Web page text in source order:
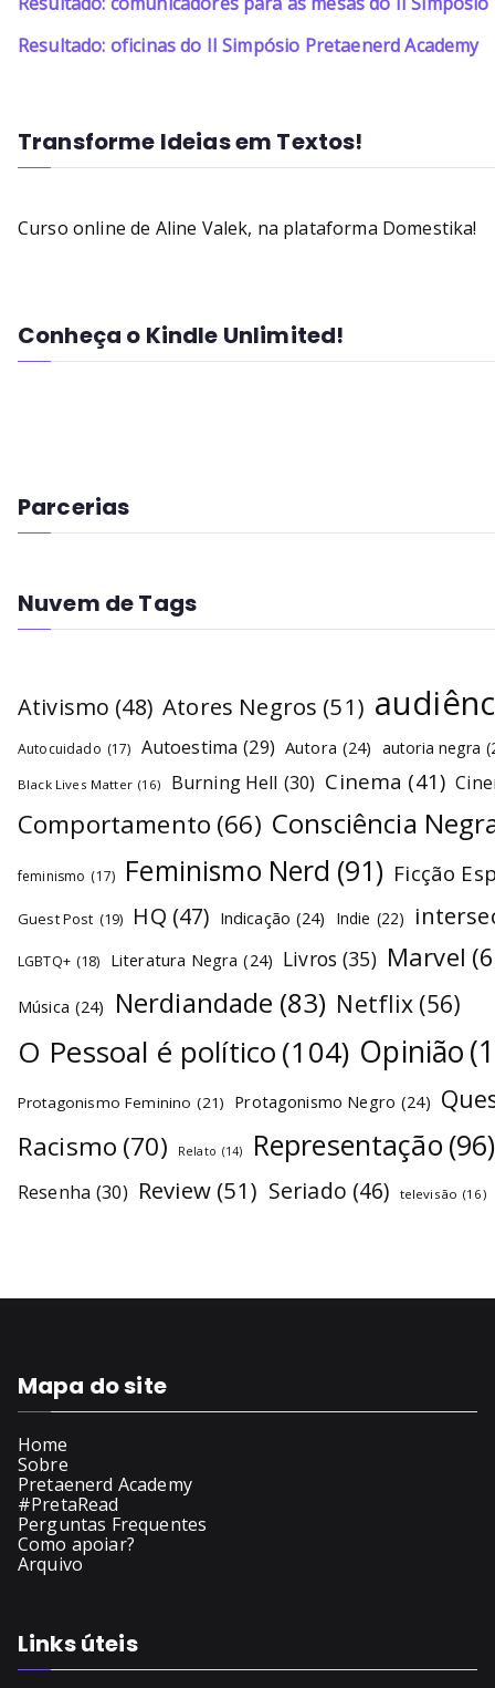
Resultado: oficinas do II Simpósio Pretaenerd Academy
Transforme Ideias em Textos!
Curso online de Aline Valek, na plataforma Domestika!
Conheça o Kindle Unlimited!
Parcerias
Nuvem de Tags
Ativismo (48) Atores Negros (51)
Autocuidado (17) Autoestima (29) Autora (24) autoria negra
Black Lives Matter (16) Burning Hell (30) Cinema (41)
Comportamento (66) Consciência
feminismo (17) Feminismo Nerd (91) Ficção
Guest Post (19) HQ (47) Indicação (24) Indie (22)
LGBTQ+ (18) Literatura Negra (24) Livros (35) Marvel
Música (24) Nerdiandade (83) Netflix (56)
O Pessoal é político(104) Opinião
Protagonismo Feminino (21) Protagonismo Negro (24)
Racismo (70) Relato (14) Representação (96)
Resenha (30) Review (51) Seriado (46) televisão (16)
Mapa do site
Home
Sobre
Pretaenerd Academy
#PretaRead
Perguntas Frequentes
Como apoiar?
Arquivo
Links úteis